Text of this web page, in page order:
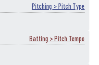
Pitching > Pitch Type
Batting > Pitch Tempo